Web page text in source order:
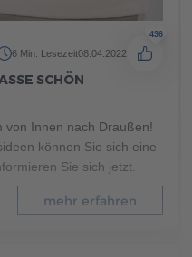
6 Min. Lesezeit08.04.2022
436
SCHÖN
von Innen nach Draußen!
können Sie sich eine
Sie sich jetzt.
mehr erfahren